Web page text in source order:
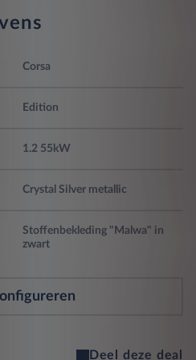
Corsa
Edition
1.2 55kW
Crystal Silver metallic
Stoffenbekleding "Malwa" in
zwart
Deel deze deal